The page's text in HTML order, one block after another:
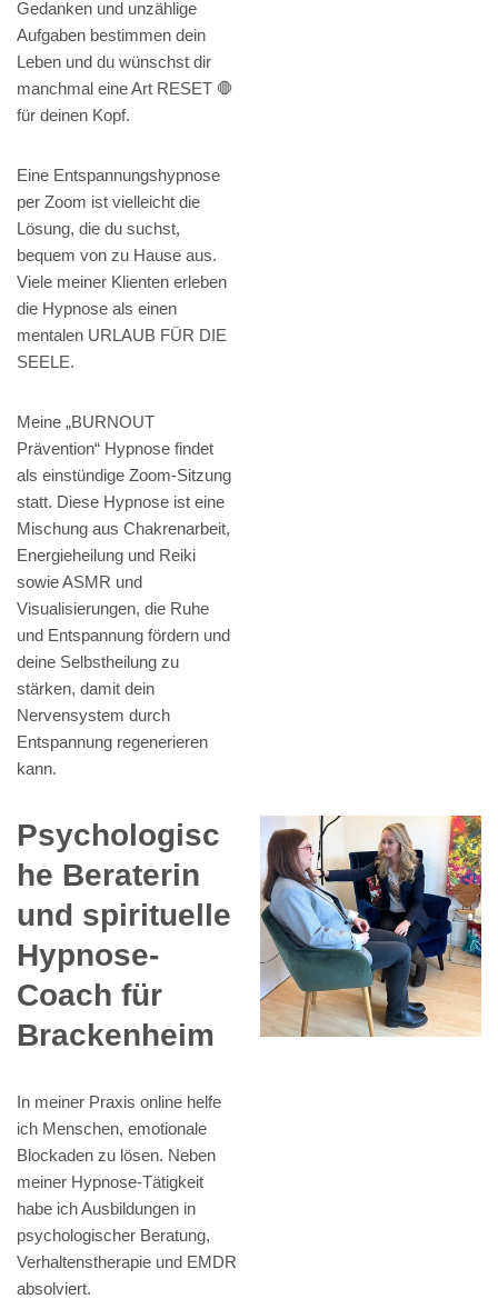
Gedanken und unzählige
Aufgaben bestimmen dein
Leben und du wünschst dir
manchmal eine Art RESET 🛑
für deinen Kopf.
Eine Entspannungshypnose
per Zoom ist vielleicht die
Lösung, die du suchst,
bequem von zu Hause aus.
Viele meiner Klienten erleben
die Hypnose als einen
mentalen URLAUB FÜR DIE
SEELE.
Meine „BURNOUT
Prävention“ Hypnose findet
als einstündige Zoom-Sitzung
statt. Diese Hypnose ist eine
Mischung aus Chakrenarbeit,
Energieheilung und Reiki
sowie ASMR und
Visualisierungen, die Ruhe
und Entspannung fördern und
deine Selbstheilung zu
stärken, damit dein
Nervensystem durch
Entspannung regenerieren
kann.
Psychologisc
he Beraterin
und spirituelle
Hypnose-
Coach für
Brackenheim
In meiner Praxis online helfe
ich Menschen, emotionale
Blockaden zu lösen. Neben
meiner Hypnose-Tätigkeit
habe ich Ausbildungen in
psychologischer Beratung,
Verhaltenstherapie und EMDR
absolviert.